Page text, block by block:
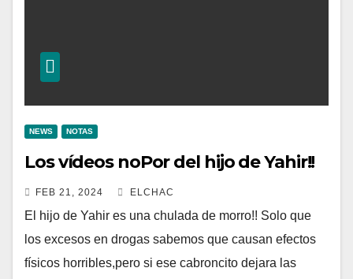
NEWS NOTAS
Los vídeos noPor del hijo de Yahir!!
FEB 21, 2024 ELCHAC
El hijo de Yahir es una chulada de morro!! Solo que
los excesos en drogas sabemos que causan efectos
físicos horribles,pero si ese cabroncito dejara las